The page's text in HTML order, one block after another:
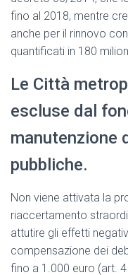
fino al 2018, mentre
anche per il rinnovo
quantificati in 180
Le Città
escluse dal
manutenzione
pubbliche.
Non viene attivata la
riaccertamento
attutire gli effetti
compensazione dei
fino a 1.000 euro (art.